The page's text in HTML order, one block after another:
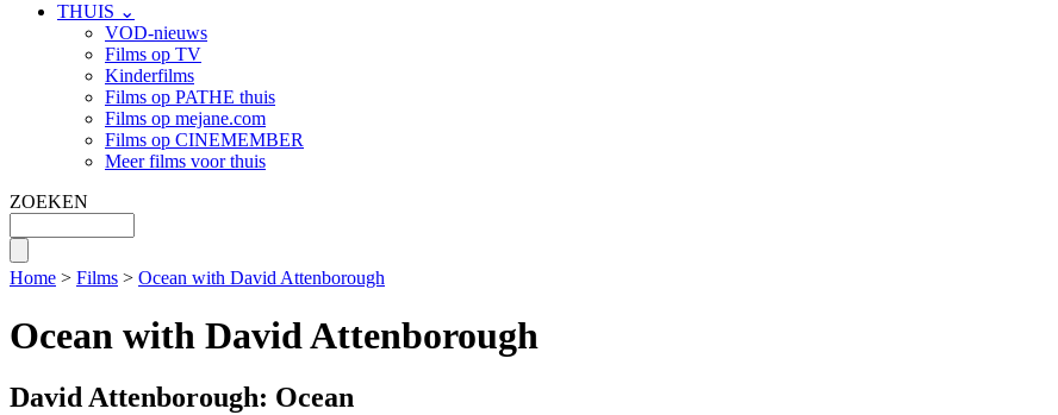
THUIS ⌄
VOD-nieuws
Films op TV
Kinderfilms
Films op PATHE thuis
Films op mejane.com
Films op CINEMEMBER
Meer films voor thuis
ZOEKEN
Home > Films > Ocean with David Attenborough
Ocean with David Attenborough
David Attenborough: Ocean